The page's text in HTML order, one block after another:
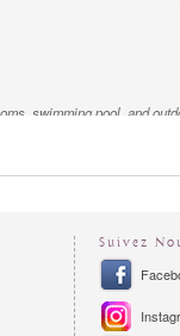
swimming pool, and
The property is
us delicious dinners
memories!! . we will be back
Suivez